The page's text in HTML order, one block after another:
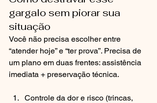
gargalo sem piorar sua
situação
Você não precisa escolher entre
“atender hoje” e “ter prova”. Precisa de
um plano em duas frentes: assistência
imediata + preservação técnica.
Controle da dor e risco (trincas,